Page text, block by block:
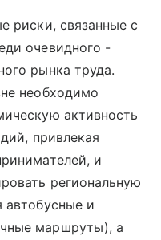
риски, связанные с
очевидного -
рынка труда.
необходимо
активность
привлекая
и
региональную
автобусные и
маршруты), а